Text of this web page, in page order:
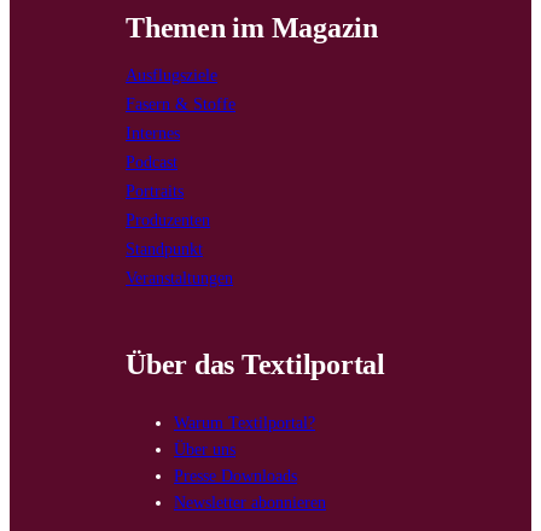
Themen im Magazin
Ausflugsziele
Fasern & Stoffe
Internes
Podcast
Portraits
Produzenten
Standpunkt
Veranstaltungen
Über das Textilportal
Warum Textilportal?
Über uns
Presse Downloads
Newsletter abonnieren